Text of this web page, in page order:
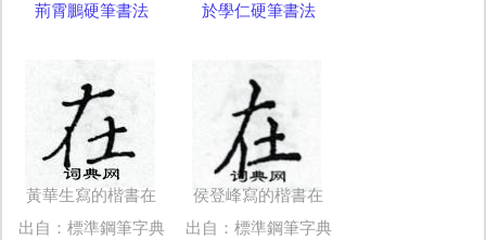
荊霄鵬硬筆書法 於學仁硬筆書法
黃華生寫的楷書在
出自：標準鋼筆字典
侯登峰寫的楷書在
出自：標準鋼筆字典